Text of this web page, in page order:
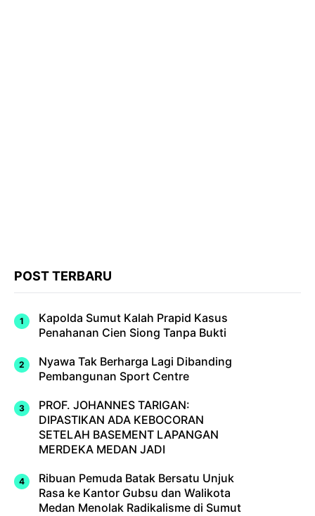
POST TERBARU
Kapolda Sumut Kalah Prapid Kasus
Penahanan Cien Siong Tanpa Bukti
Nyawa Tak Berharga Lagi Dibanding
Pembangunan Sport Centre
PROF. JOHANNES TARIGAN:
DIPASTIKAN ADA KEBOCORAN
SETELAH BASEMENT LAPANGAN
MERDEKA MEDAN JADI
Ribuan Pemuda Batak Bersatu Unjuk
Rasa ke Kantor Gubsu dan Walikota
Medan Menolak Radikalisme di Sumut